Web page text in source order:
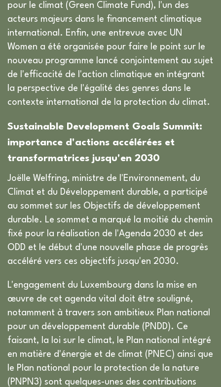
pour le climat (Green Climate Fund), l'un des
acteurs majeurs dans le financement climatique
international. Enfin, une entrevue avec UN
Women a été organisée pour faire le point sur le
nouveau programme lancé conjointement au sujet
de l'efficacité de l'action climatique en intégrant
la perspective de l'égalité des genres dans le
contexte international de la protection du climat.
Sustainable Development Goals Summit:
importance d'actions accélérées et
transformatrices jusqu'en 2030
Joëlle Welfring, ministre de l'Environnement, du
Climat et du Développement durable, a participé
au sommet sur les Objectifs de développement
durable. Le sommet a marqué la moitié du chemin
fixé pour la réalisation de l'Agenda 2030 et des
ODD et le début d'une nouvelle phase de progrès
accéléré vers ces objectifs jusqu'en 2030.
L'engagement du Luxembourg dans la mise en
œuvre de cet agenda vital doit être souligné,
notamment à travers son ambitieux Plan national
pour un développement durable (PNDD). Ce
faisant, la loi sur le climat, le Plan national intégré
en matière d'énergie et de climat (PNEC) ainsi que
le Plan national pour la protection de la nature
(PNPN3) sont quelques-unes des contributions